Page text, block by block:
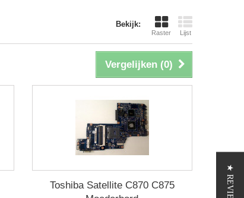
Bekijk:
Raster Lijst
Vergelijken (0)
Toshiba Satellite C870 C875
★ REVIEWS